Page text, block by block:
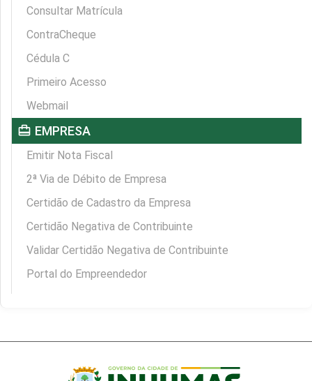
Consultar Matrícula
ContraCheque
Cédula C
Primeiro Acesso
Webmail
card_travel EMPRESA
Emitir Nota Fiscal
2ª Via de Débito de Empresa
Certidão de Cadastro da Empresa
Certidão Negativa de Contribuinte
Validar Certidão Negativa de Contribuinte
Portal do Empreendedor